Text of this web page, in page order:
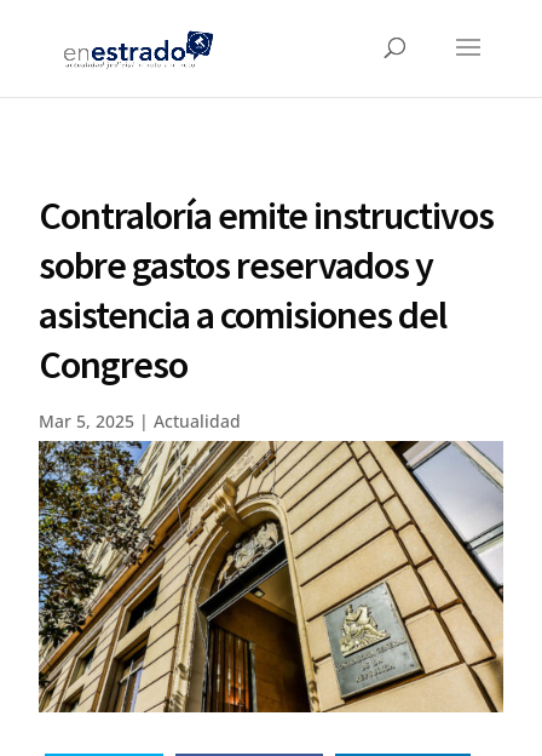
Contraloría emite instructivos
sobre gastos reservados y
asistencia a comisiones del
Congreso
Mar 5, 2025 |Actualidad